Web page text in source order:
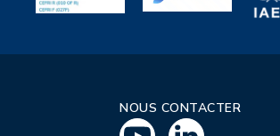
NOUS CONTACTER